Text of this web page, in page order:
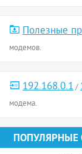
Полезные
модемов.
192.168.0.1/
модема.
ПОПУЛЯРНЫЕ